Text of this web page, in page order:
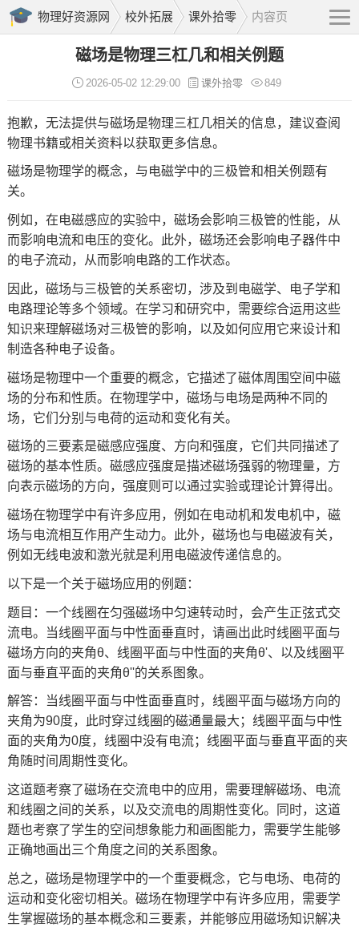
物理好资源网 校外拓展 课外拾零 内容页
磁场是物理三杠几和相关例题
2026-05-02 12:29:00 课外拾零 849
抱歉，无法提供与磁场是物理三杠几相关的信息，建议查阅
物理书籍或相关资料以获取更多信息。
磁场是物理学的概念，与电磁学中的三极管和相关例题有
关。
例如，在电磁感应的实验中，磁场会影响三极管的性能，从
而影响电流和电压的变化。此外，磁场还会影响电子器件中
的电子流动，从而影响电路的工作状态。
因此，磁场与三极管的关系密切，涉及到电磁学、电子学和
电路理论等多个领域。在学习和研究中，需要综合运用这些
知识来理解磁场对三极管的影响，以及如何应用它来设计和
制造各种电子设备。
磁场是物理中一个重要的概念，它描述了磁体周围空间中磁
场的分布和性质。在物理学中，磁场与电场是两种不同的
场，它们分别与电荷的运动和变化有关。
磁场的三要素是磁感应强度、方向和强度，它们共同描述了
磁场的基本性质。磁感应强度是描述磁场强弱的物理量，方
向表示磁场的方向，强度则可以通过实验或理论计算得出。
磁场在物理学中有许多应用，例如在电动机和发电机中，磁
场与电流相互作用产生动力。此外，磁场也与电磁波有关，
例如无线电波和激光就是利用电磁波传递信息的。
以下是一个关于磁场应用的例题：
题目：一个线圈在匀强磁场中匀速转动时，会产生正弦式交
流电。当线圈平面与中性面垂直时，请画出此时线圈平面与
磁场方向的夹角θ、线圈平面与中性面的夹角θ'、以及线圈平
面与垂直平面的夹角θ''的关系图象。
解答：当线圈平面与中性面垂直时，线圈平面与磁场方向的
夹角为90度，此时穿过线圈的磁通量最大；线圈平面与中性
面的夹角为0度，线圈中没有电流；线圈平面与垂直平面的夹
角随时间周期性变化。
这道题考察了磁场在交流电中的应用，需要理解磁场、电流
和线圈之间的关系，以及交流电的周期性变化。同时，这道
题也考察了学生的空间想象能力和画图能力，需要学生能够
正确地画出三个角度之间的关系图象。
总之，磁场是物理学中的一个重要概念，它与电场、电荷的
运动和变化密切相关。磁场在物理学中有许多应用，需要学
生掌握磁场的基本概念和三要素，并能够应用磁场知识解决